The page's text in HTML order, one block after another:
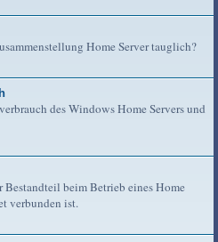
Home Server tauglich?
des Windows Home Servers und
beim Betrieb eines Home
verbunden ist.